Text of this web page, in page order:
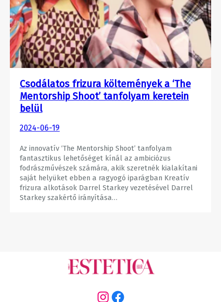
Csodálatos frizura költemények a ‘The
Mentorship Shoot’ tanfolyam keretein
belül
2024-06-19
Az innovatív ‘The Mentorship Shoot’ tanfolyam
fantasztikus lehetőséget kínál az ambiciózus
fodrászművészek számára, akik szeretnék kialakítani
saját helyüket ebben a ragyogó iparágban Kreatív
frizura alkotások Darrel Starkey vezetésével Darrel
Starkey szakértő irányítása…
Instagram Facebook